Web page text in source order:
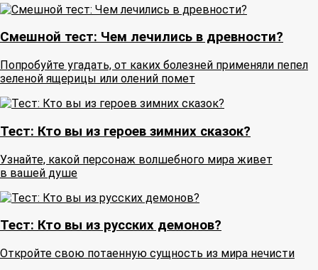
Смешной тест: Чем лечились в древности?
Попробуйте угадать, от каких болезней применяли пепел
зеленой ящерицы или олений помет
Тест: Кто вы из героев зимних сказок?
Узнайте, какой персонаж волшебного мира живет
в вашей душе
Тест: Кто вы из русских демонов?
Откройте свою потаенную сущность из мира нечисти